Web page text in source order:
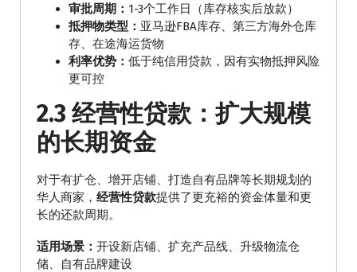
审批周期： 1-3个工作日（库存核实后放款）
抵押物类型： 亚马逊FBA库存、第三方海外仓库
存、在途海运货物
利率优势： 低于纯信用贷款，因有实物抵押风险
更可控
2.3 经营性贷款：扩大规模
的长期资金
对于有扩仓、增开店铺、打造自有品牌等长期规划的
华人商家， 经营性贷款提供了更充裕的资金体量和更
长的还款周期。
适用场景： 开设新店铺、扩充产品线、升级物流仓
储、自有品牌建设